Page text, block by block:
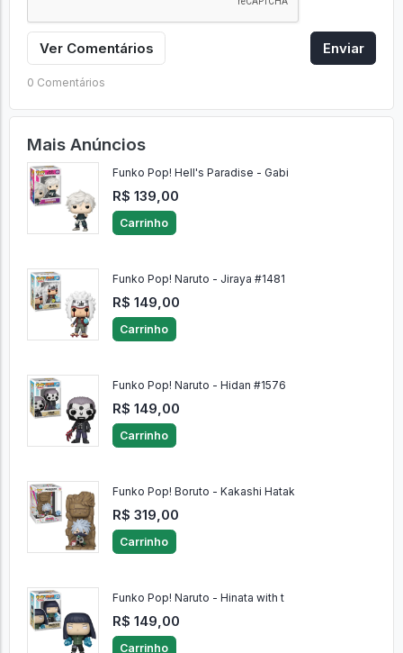
Ver Comentários Enviar
0 Comentários
Mais Anúncios
Funko Pop! Hell's Paradise - Gabi
R$ 139,00
Carrinho
Funko Pop! Naruto - Jiraya #1481
R$ 149,00
Carrinho
Funko Pop! Naruto - Hidan #1576
R$ 149,00
Carrinho
Funko Pop! Boruto - Kakashi Hatak
R$ 319,00
Carrinho
Funko Pop! Naruto - Hinata with t
R$ 149,00
Carrinho